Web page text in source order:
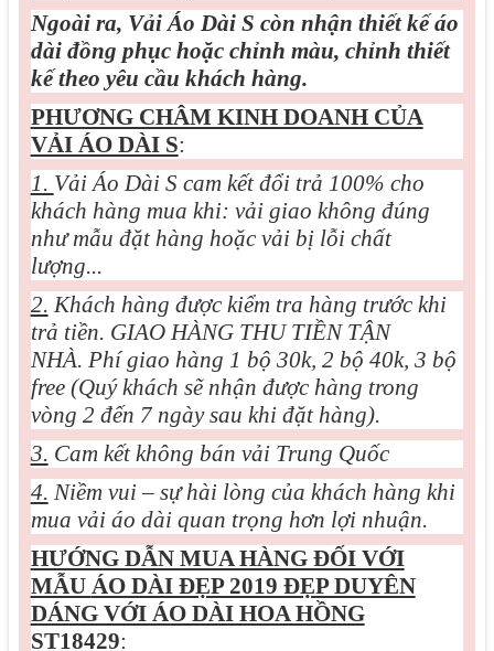
Ngoài ra, Vải Áo Dài S còn nhận thiết kế áo
dài đồng phục hoặc chỉnh màu, chỉnh thiết
kế theo yêu cầu khách hàng.
PHƯƠNG CHÂM KINH DOANH CỦA
VẢI ÁO DÀI S:
1. Vải Áo Dài S cam kết đổi trả 100% cho
khách hàng mua khi: vải giao không đúng
như mẫu đặt hàng hoặc vải bị lỗi chất
lượng...
2. Khách hàng được kiểm tra hàng trước khi
trả tiền. GIAO HÀNG THU TIỀN TẬN
NHÀ. Phí giao hàng 1 bộ 30k, 2 bộ 40k, 3 bộ
free (Quý khách sẽ nhận được hàng trong
vòng 2 đến 7 ngày sau khi đặt hàng).
3. Cam kết không bán vải Trung Quốc
4. Niềm vui – sự hài lòng của khách hàng khi
mua vải áo dài quan trọng hơn lợi nhuận.
HƯỚNG DẪN MUA HÀNG ĐỐI VỚI
MẪU ÁO DÀI ĐẸP 2019 ĐẸP DUYÊN
DÁNG VỚI ÁO DÀI HOA HỒNG
ST18429: